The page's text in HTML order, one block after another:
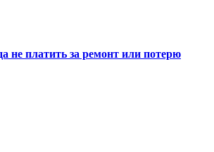
не платить за ремонт или потерю